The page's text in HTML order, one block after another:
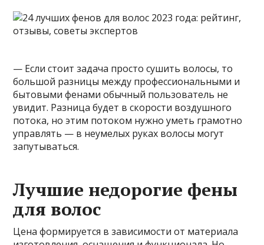
— Если стоит задача просто сушить волосы, то
большой разницы между профессиональными и
бытовыми фенами обычный пользователь не
увидит. Разница будет в скорости воздушного
потока, но этим потоком нужно уметь грамотно
управлять — в неумелых руках волосы могут
запутываться.
Лучшие недорогие фены
для волос
Цена формируется в зависимости от материала